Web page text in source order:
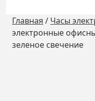
Главная / Часы
электронные
зеленое свечение